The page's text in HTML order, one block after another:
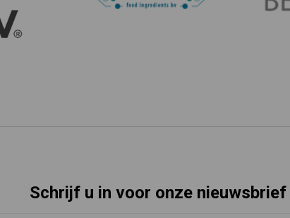
Schrijf u in voor onze nieuwsbrief